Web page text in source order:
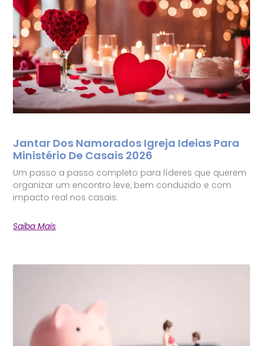
Jantar Dos Namorados Igreja Ideias Para
Ministério De Casais 2026
Um passo a passo completo para líderes que querem
organizar um encontro leve, bem conduzido e com
impacto real nos casais.
Saiba Mais